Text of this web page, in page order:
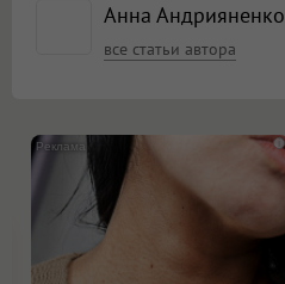
Анна Андрияненко
все статьи автора
i